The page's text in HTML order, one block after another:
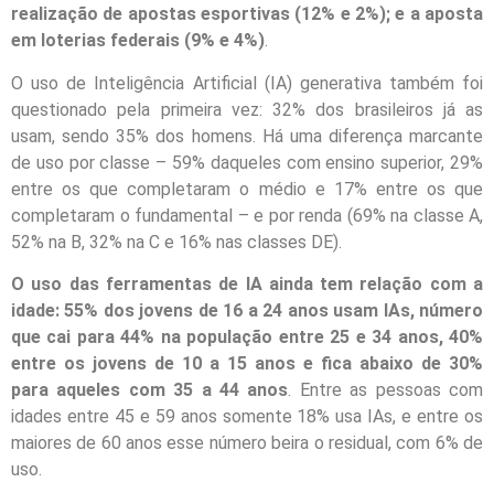
realização de apostas esportivas (12% e 2%); e a aposta
em loterias federais (9% e 4%).
O uso de Inteligência Artificial (IA) generativa também foi
questionado pela primeira vez: 32% dos brasileiros já as
usam, sendo 35% dos homens. Há uma diferença marcante
de uso por classe – 59% daqueles com ensino superior, 29%
entre os que completaram o médio e 17% entre os que
completaram o fundamental – e por renda (69% na classe A,
52% na B, 32% na C e 16% nas classes DE).
O uso das ferramentas de IA ainda tem relação com a
idade: 55% dos jovens de 16 a 24 anos usam IAs, número
que cai para 44% na população entre 25 e 34 anos, 40%
entre os jovens de 10 a 15 anos e fica abaixo de 30%
para aqueles com 35 a 44 anos. Entre as pessoas com
idades entre 45 e 59 anos somente 18% usa IAs, e entre os
maiores de 60 anos esse número beira o residual, com 6% de
uso.